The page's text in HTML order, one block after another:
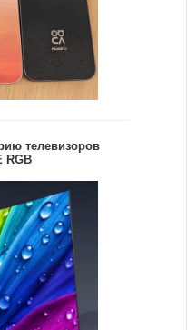
телевизоров
RGB